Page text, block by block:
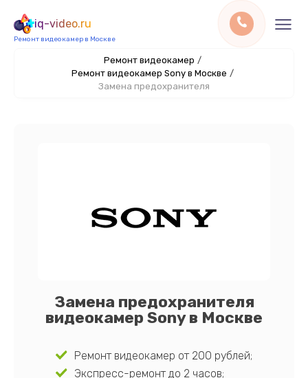
iq-video.ru
Ремонт видеокамер в Москве
Ремонт видеокамер /
Ремонт видеокамер Sony в Москве /
Замена предохранителя
Замена предохранителя
видеокамер Sony в Москве
Ремонт видеокамер от 200 рублей;
Экспресс-ремонт до 2 часов;